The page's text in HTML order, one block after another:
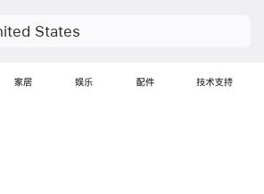
States
家居 娱乐 配件 技术支持